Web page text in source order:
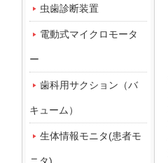
虫歯診断装置
電動式マイクロモータ
ー
歯科用サクション（バ
キューム）
生体情報モニタ(患者モ